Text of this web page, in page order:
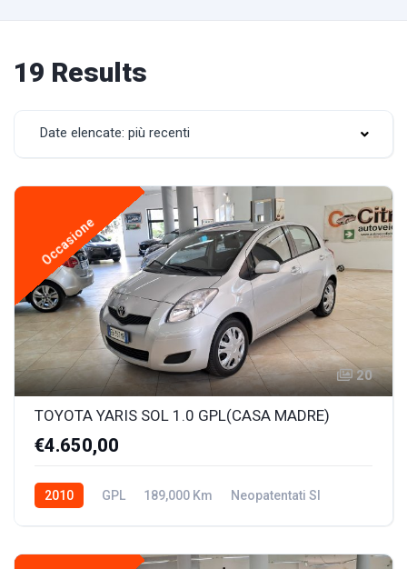
19 Results
Date elencate: più recenti
Occasione
20
TOYOTA YARIS SOL 1.0 GPL(CASA MADRE)
€4.650,00
2010 GPL 189,000 Km Neopatentati SI